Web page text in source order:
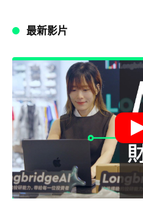
最新影片